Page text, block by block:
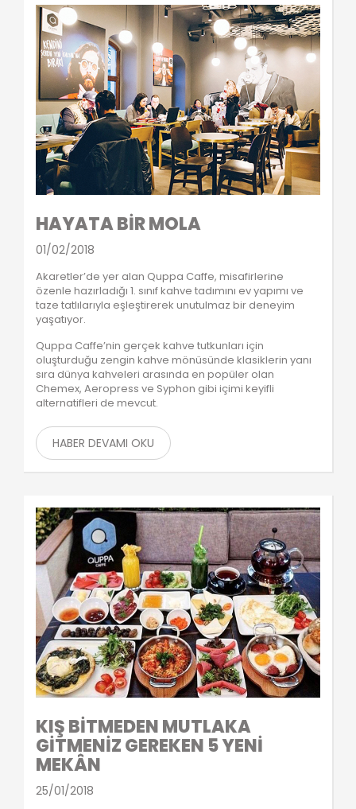
HAYATA BİR MOLA
01/02/2018
Akaretler’de yer alan Quppa Caffe, misafirlerine
özenle hazırladığı 1. sınıf kahve tadımını ev yapımı ve
taze tatlılarıyla eşleştirerek unutulmaz bir deneyim
yaşatıyor.
Quppa Caffe’nin gerçek kahve tutkunları için
oluşturduğu zengin kahve mönüsünde klasiklerin yanı
sıra dünya kahveleri arasında en popüler olan
Chemex, Aeropress ve Syphon gibi içimi keyifli
alternatifleri de mevcut.
HABER DEVAMI OKU
KIŞ BİTMEDEN MUTLAKA
GİTMENİZ GEREKEN 5 YENİ
MEKÂN
25/01/2018